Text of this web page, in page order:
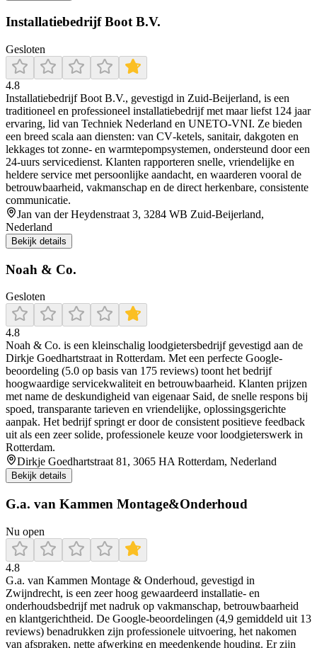
Installatiebedrijf Boot B.V.
Gesloten
4.8
Installatiebedrijf Boot B.V., gevestigd in Zuid‑Beijerland, is een
traditioneel en professioneel installatiebedrijf met maar liefst 124 jaar
ervaring, lid van Techniek Nederland en UNETO‑VNI. Ze bieden
een breed scala aan diensten: van CV‑ketels, sanitair, dakgoten en
lekkages tot zonne‑ en warmtepompsystemen, ondersteund door een
24‑uurs servicedienst. Klanten rapporteren snelle, vriendelijke en
heldere service met persoonlijke aandacht, en waarderen vooral de
betrouwbaarheid, vakmanschap en de direct herkenbare, consistente
communicatie.
Jan van der Heydenstraat 3, 3284 WB Zuid-Beijerland,
Nederland
Bekijk details
Noah & Co.
Gesloten
4.8
Noah & Co. is een kleinschalig loodgietersbedrijf gevestigd aan de
Dirkje Goedhartstraat in Rotterdam. Met een perfecte Google-
beoordeling (5.0 op basis van 175 reviews) toont het bedrijf
hoogwaardige servicekwaliteit en betrouwbaarheid. Klanten prijzen
met name de deskundigheid van eigenaar Said, de snelle respons bij
spoed, transparante tarieven en vriendelijke, oplossingsgerichte
aanpak. Het bedrijf springt er door de consistent positieve feedback
uit als een zeer solide, professionele keuze voor loodgieterswerk in
Rotterdam.
Dirkje Goedhartstraat 81, 3065 HA Rotterdam, Nederland
Bekijk details
G.a. van Kammen Montage&Onderhoud
Nu open
4.8
G.a. van Kammen Montage & Onderhoud, gevestigd in
Zwijndrecht, is een zeer hoog gewaardeerd installatie- en
onderhoudsbedrijf met nadruk op vakmanschap, betrouwbaarheid
en klantgerichtheid. De Google-beoordelingen (4,9 gemiddeld uit 13
reviews) benadrukken zijn professionele uitvoering, het nakomen
van afspraken, nette afwerking en meedenkende houding. Er zijn